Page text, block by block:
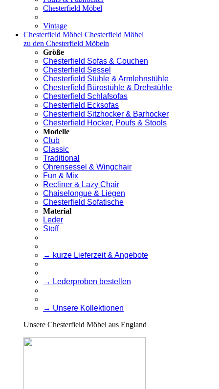
Chesterfield Möbel
Vintage
Chesterfield Möbel Chesterfield Möbel
zu den Chesterfield Möbeln
Größe
Chesterfield Sofas & Couchen
Chesterfield Sessel
Chesterfield Stühle & Armlehnstühle
Chesterfield Bürostühle & Drehstühle
Chesterfield Schlafsofas
Chesterfield Ecksofas
Chesterfield Sitzhocker & Barhocker
Chesterfield Hocker, Poufs & Stools
Modelle
Club
Classic
Traditional
Ohrensessel & Wingchair
Fun & Mix
Recliner & Lazy Chair
Chaiselongue & Liegen
Chesterfield Sofatische
Material
Leder
Stoff
→ kurze Lieferzeit & Angebote
→ Lederproben bestellen
→ Unsere Kollektionen
Unsere Chesterfield Möbel aus England